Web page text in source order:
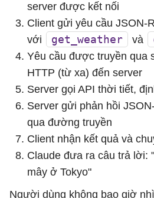
server được kết nối
Client gửi yêu cầu JSON-
với get_weather và
Yêu cầu được truyền qua
HTTP (từ xa) đến server
Server gọi API thời tiết,
Server gửi phản hồi
qua đường truyền
Client nhận kết quả và
Claude đưa ra câu trả lời:
mây ở Tokyo"
Người dùng không bao giờ